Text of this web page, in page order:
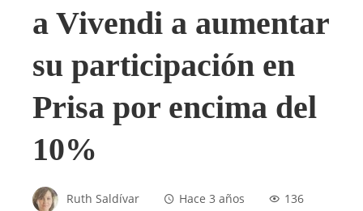
a Vivendi a aumentar
su participación en
Prisa por encima del
10%
Ruth Saldívar Hace 3 años 136